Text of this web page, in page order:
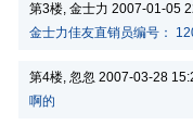
第3楼, 金士力 2007-01-
金士力佳友直销员编号：
第4楼, 忽忽 2007-03-28
啊的